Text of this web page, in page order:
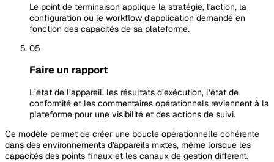
Le point de terminaison applique la stratégie, l'action, la
configuration ou le workflow d'application demandé en
fonction des capacités de sa plateforme.
05
Faire un rapport
L’état de l’appareil, les résultats d’exécution, l’état de
conformité et les commentaires opérationnels reviennent à la
plateforme pour une visibilité et des actions de suivi.
Ce modèle permet de créer une boucle opérationnelle cohérente
dans des environnements d'appareils mixtes, même lorsque les
capacités des points finaux et les canaux de gestion diffèrent.